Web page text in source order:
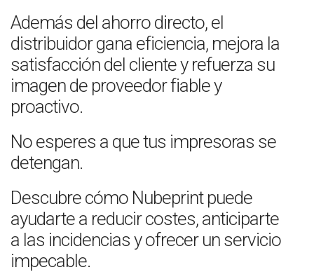
Además del ahorro directo, el
distribuidor gana eficiencia, mejora la
satisfacción del cliente y refuerza su
imagen de proveedor fiable y
proactivo.
No esperes a que tus impresoras se
detengan.
Descubre cómo Nubeprint puede
ayudarte a reducir costes, anticiparte
a las incidencias y ofrecer un servicio
impecable.